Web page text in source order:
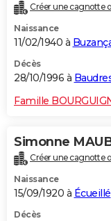
Créer une cagnotte
Naissance
11/02/1940 à
Décès
28/10/1996 à
Famille
Simonne
Créer une cagnotte
Naissance
15/09/1920 à Écueillé
Décès